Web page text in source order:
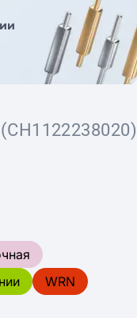
(CH1122238020)
WRN